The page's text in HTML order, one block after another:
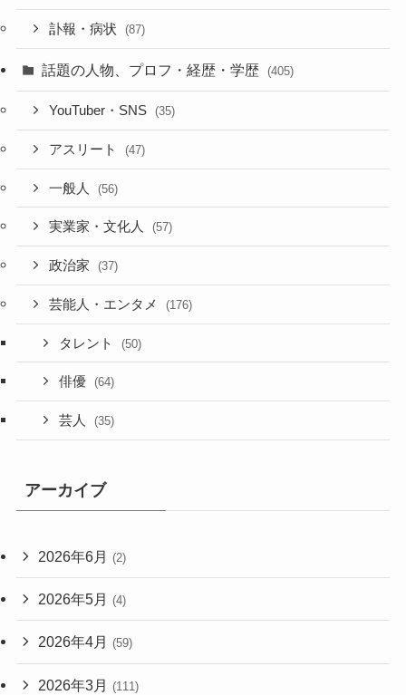
訃報・病状 (87)
話題の人物、プロフ・経歴・学歴 (405)
YouTuber・SNS (35)
アスリート (47)
一般人 (56)
実業家・文化人 (57)
政治家 (37)
芸能人・エンタメ (176)
タレント (50)
俳優 (64)
芸人 (35)
アーカイブ
2026年6月 (2)
2026年5月 (4)
2026年4月 (59)
2026年3月 (111)